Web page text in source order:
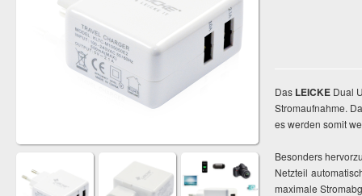
Das LEICKE Dual
Stromaufnahme.
es werden somit
Besonders
Netzteil
maximale